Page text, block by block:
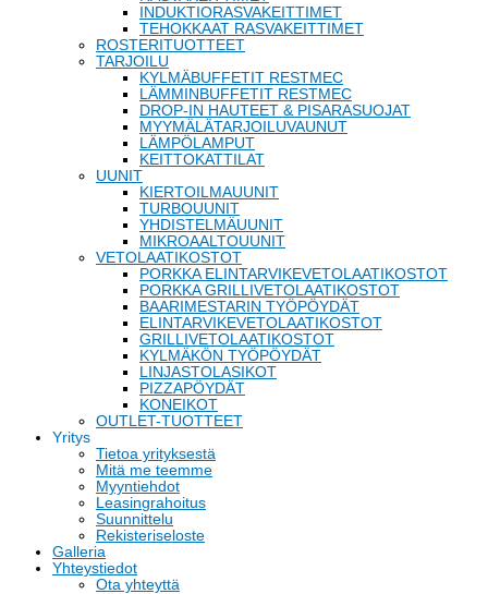
INDUKTIORASVAKEITTIMET
TEHOKKAAT RASVAKEITTIMET
ROSTERITUOTTEET
TARJOILU
KYLMÄBUFFETIT RESTMEC
LÄMMINBUFFETIT RESTMEC
DROP-IN HAUTEET & PISARASUOJAT
MYYMÄLÄTARJOILUVAUNUT
LÄMPÖLAMPUT
KEITTOKATTILAT
UUNIT
KIERTOILMAUUNIT
TURBOUUNIT
YHDISTELMÄUUNIT
MIKROAALTOUUNIT
VETOLAATIKOSTOT
PORKKA ELINTARVIKEVETOLAATIKOSTOT
PORKKA GRILLIVETOLAATIKOSTOT
BAARIMESTARIN TYÖPÖYDÄT
ELINTARVIKEVETOLAATIKOSTOT
GRILLIVETOLAATIKOSTOT
KYLMÄKÖN TYÖPÖYDÄT
LINJASTOLASIKOT
PIZZAPÖYDÄT
KONEIKOT
OUTLET-TUOTTEET
Yritys
Tietoa yrityksestä
Mitä me teemme
Myyntiehdot
Leasingrahoitus
Suunnittelu
Rekisteriseloste
Galleria
Yhteystiedot
Ota yhteyttä